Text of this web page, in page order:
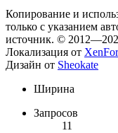
Копирование и
только с указанием
источник. ©
Локализация от
Дизайн от Sheokate
Ширина
Запросов
11